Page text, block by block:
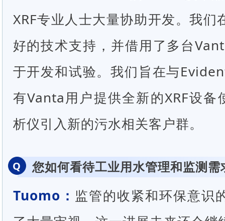
XRF专业人士大量协助开发。我们
好的技术支持，并借用了多台
于开发和试验。我们旨在与
有Vanta用户提供全新的XRF设备
析仪引入新的污水相关客户群。
Q 您如何看待工业用水管理和监测
Tuomo： 监管的收紧和环保意识